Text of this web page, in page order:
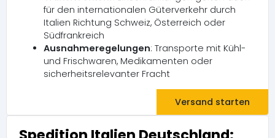
für den internationalen Güterverkehr durch
Italien Richtung Schweiz, Österreich oder
Südfrankreich
Ausnahmeregelungen: Transporte mit Kühl-
und Frischwaren, Medikamenten oder
sicherheitsrelevanter Fracht
Versand starten